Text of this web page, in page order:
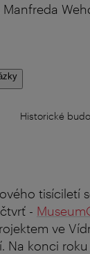
Manfreda
Historické
tisíciletí
-
ve
Na konci